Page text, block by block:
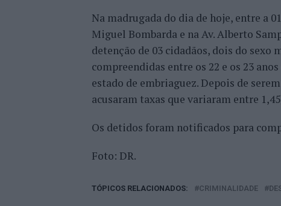
Na madrugada do dia de hoje, entre a
Miguel Bombarda e na Av. Alberto
detenção de 03 cidadãos, dois do
compreendidas entre os 22 e os 23
estado de embriaguez. Depois de
acusaram taxas que variaram entre
Os detidos foram notificados para
Foto: DR.
TÓPICOS RELACIONADOS: CRIMINALIDADE